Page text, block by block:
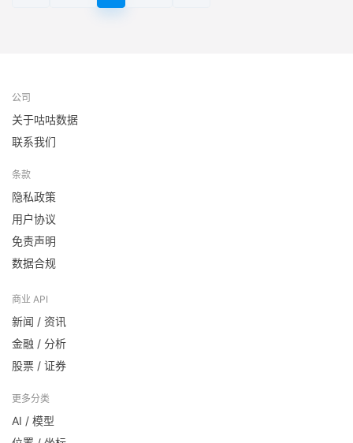
公司
关于咕咕数据
联系我们
条款
隐私政策
用户协议
免责声明
数据合规
商业 API
新闻 / 资讯
金融 / 分析
股票 / 证券
更多分类
AI / 模型